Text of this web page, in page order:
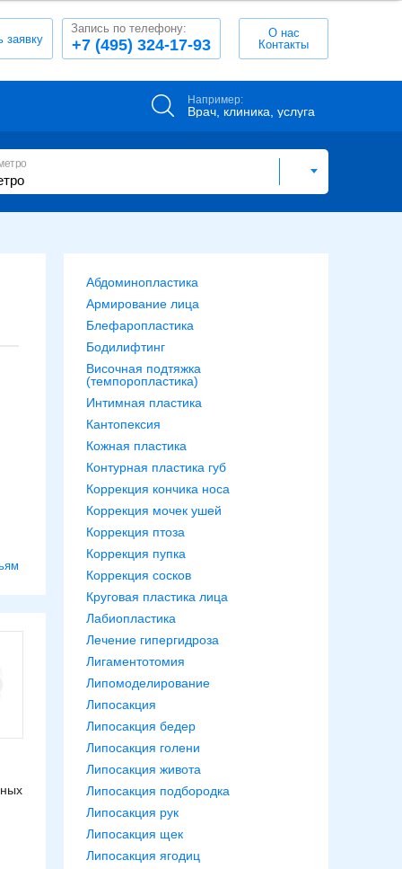
заявку +7 (495) 324-17-93
Запись по телефону:
О нас
Контакты
Например:
Врач, клиника, услуга
Абдоминопластика
Армирование лица
Блефаропластика
Бодилифтинг
Височная подтяжка
(темпоропластика)
Интимная пластика
Кантопексия
Кожная пластика
Контурная пластика губ
Коррекция кончика носа
Коррекция мочек ушей
Коррекция птоза
Коррекция пупка
Коррекция сосков
Круговая пластика лица
Лабиопластика
Лечение гипергидроза
Лигаментотомия
Липомоделирование
Липосакция
Липосакция бедер
Липосакция голени
Липосакция живота
Липосакция подбородка
Липосакция рук
Липосакция щек
Липосакция ягодиц